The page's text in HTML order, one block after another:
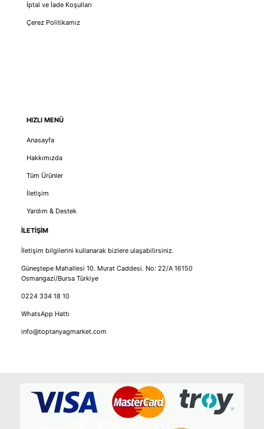
İptal ve İade Koşulları
Çerez Politikamız
HIZLI MENÜ
Anasayfa
Hakkımızda
Tüm Ürünler
İletişim
Yardım & Destek
İLETİŞİM
İletişim bilgilerini kullanarak bizlere ulaşabilirsiniz.
Güneştepe Mahallesi 10. Murat Caddesi. No: 22/A 16150
Osmangazi/Bursa Türkiye
0224 334 18 10
WhatsApp Hattı
info@toptanyagmarket.com